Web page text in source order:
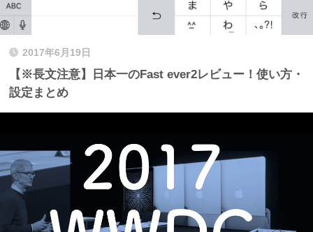
2017年6月19日
【※長文注意】日本一のFast ever2レビュー！使い方・
設定まとめ